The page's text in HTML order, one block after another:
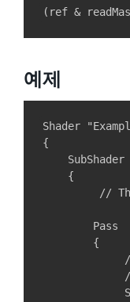
예제
Shader
{
    SubShader
    {
//
        Pass
        {